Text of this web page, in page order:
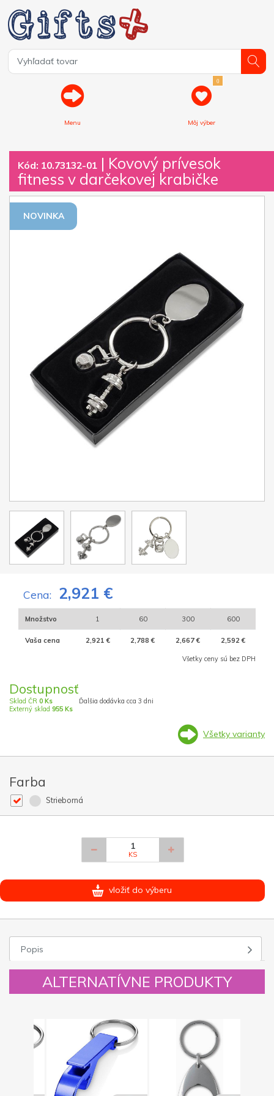
Menu
0
Môj výber
Kód: 10.73132-01 | Kovový prívesok
fitness v darčekovej krabičke
NOVINKA
Cena: 2,921 €
Množstvo 1 60 300 600
Vaša cena 2,921 € 2,788 € 2,667 € 2,592 €
Všetky ceny sú bez DPH
Dostupnosť
Sklad ČR 0 Ks
Externý sklad 955 Ks
Ďalšia dodávka cca 3 dni
Všetky varianty
Farba
Strieborná
KS
vložiť do výberu
Popis
ALTERNATÍVNE PRODUKTY